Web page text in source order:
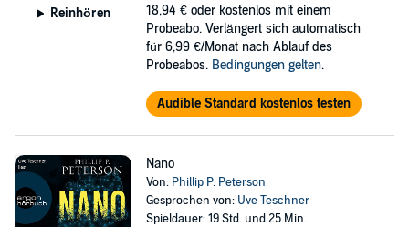
Reinhören 18,94 € oder kostenlos mit einem
Probeabo. Verlängert sich automatisch
für 6,99 €/Monat nach Ablauf des
Probeabos. Bedingungen gelten.
Audible Standard kostenlos testen
Nano
Von: Phillip P. Peterson
Gesprochen von: Uve Teschner
Spieldauer: 19 Std. und 25 Min.